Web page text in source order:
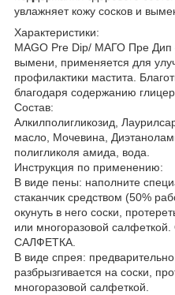
увлажняет кожу сосков и
Характеристики:
MAGO Pre Dip/ МАГО Пре Дип
вымени, применяется для
профилактики мастита.
благодаря содержанию
Состав:
Алкилполигликозид,
масло, Мочевина,
полигликоля амида, вода.
Инструкция по применению:
В виде пены: наполните
стаканчик средством (50%
окунуть в него соски,
или многоразовой
САЛФЕТКА.
В виде спрея:
разбрызгивается на соски,
многоразовой салфеткой.